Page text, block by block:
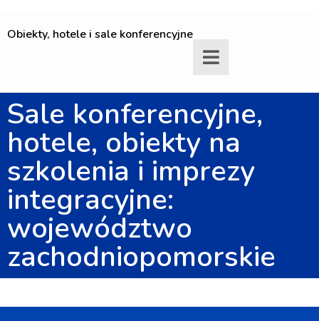
Obiekty, hotele i sale konferencyjne
Sale konferencyjne,
hotele, obiekty na
szkolenia i imprezy
integracyjne:
województwo
zachodniopomorskie